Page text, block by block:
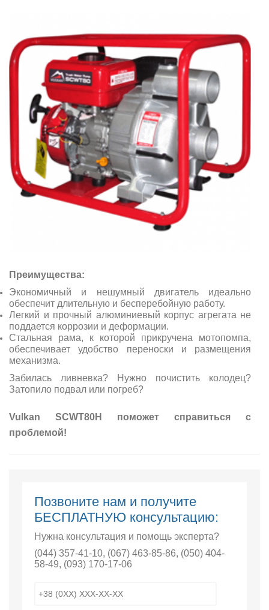
Преимущества:
Экономичный и нешумный двигатель идеально
обеспечит длительную и бесперебойную работу.
Легкий и прочный алюминиевый корпус агрегата не
поддается коррозии и деформации.
Стальная рама, к которой прикручена мотопомпа,
обеспечивает удобство переноски и размещения
механизма.
Забилась ливневка? Нужно почистить колодец?
Затопило подвал или погреб?
Vulkan SCWT80H поможет справиться с
проблемой!
Позвоните нам и получите
БЕСПЛАТНУЮ консультацию:
Нужна консультация и помощь эксперта?
(044) 357-41-10, (067) 463-85-86, (050) 404-
58-49, (093) 170-17-06